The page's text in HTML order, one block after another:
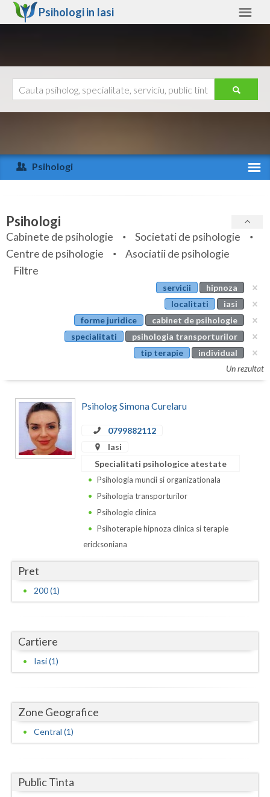
Psihologi in Iasi
Arad
Arges
Bihor
Bistrita-Nasaud
Botosani
Calarasi
Caras-Severin
Galati
Giurgiu
Harghita
Hunedoara
Iasi
Ilfov
Mehedinti
Ajutor
Psihologi
Specialitati
Servicii
Articole
Membri
Psihologi
Cabinete de psihologie
Societati de psihologie
Centre de psihologie
Asociatii de psihologie
Filtre
servicii
hipnoza
localitati
iasi
forme juridice
cabinet de psihologie
specialitati
psihologia transporturilor
tip terapie
individual
Un rezultat
Psiholog Simona Curelaru
0799882112
Iasi
Specialitati psihologice atestate
Psihologia muncii si organizationala
Psihologia transporturilor
Psihologie clinica
Psihoterapie hipnoza clinica si terapie
ericksoniana
Pret
200 (1)
Cartiere
Iasi (1)
Zone Geografice
Central (1)
Public Tinta